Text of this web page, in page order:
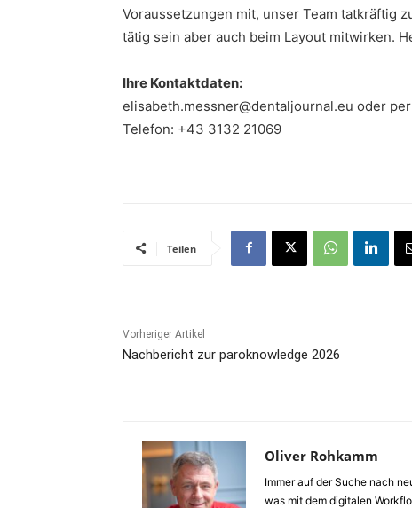
Voraussetzungen mit, unser Team tatkräftig
tätig sein aber auch beim Layout mitwirken.
Ihre Kontaktdaten:
elisabeth.messner@dentaljournal.eu oder per
Telefon: +43 3132 21069
Teilen
Vorheriger Artikel
Nachbericht zur paroknowledge 2026
Oliver Rohkamm
Immer auf der Suche nach
was mit dem digitalen